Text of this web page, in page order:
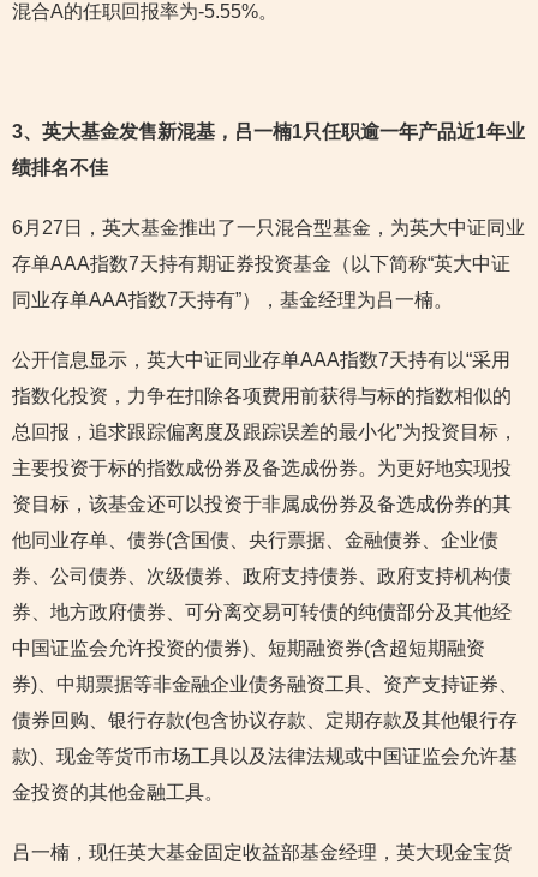
混合A的任职回报率为-5.55%。
3、英大基金发售新混基，吕一楠1只任职逾一年产品近1年业
绩排名不佳
6月27日，英大基金推出了一只混合型基金，为英大中证同业
存单AAA指数7天持有期证券投资基金（以下简称“英大中证
同业存单AAA指数7天持有”），基金经理为吕一楠。
公开信息显示，英大中证同业存单AAA指数7天持有以“采用
指数化投资，力争在扣除各项费用前获得与标的指数相似的
总回报，追求跟踪偏离度及跟踪误差的最小化”为投资目标，
主要投资于标的指数成份券及备选成份券。为更好地实现投
资目标，该基金还可以投资于非属成份券及备选成份券的其
他同业存单、债券(含国债、央行票据、金融债券、企业债
券、公司债券、次级债券、政府支持债券、政府支持机构债
券、地方政府债券、可分离交易可转债的纯债部分及其他经
中国证监会允许投资的债券)、短期融资券(含超短期融资
券)、中期票据等非金融企业债务融资工具、资产支持证券、
债券回购、银行存款(包含协议存款、定期存款及其他银行存
款)、现金等货币市场工具以及法律法规或中国证监会允许基
金投资的其他金融工具。
吕一楠，现任英大基金固定收益部基金经理，英大现金宝货